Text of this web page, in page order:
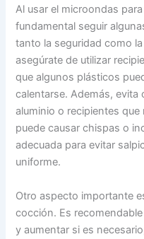
Al usar el microondas
fundamental seguir
tanto la seguridad como
asegúrate de utilizar
que algunos plásticos
calentarse. Además,
aluminio o recipientes
puede causar chispas o
adecuada para evitar
uniforme.
Otro aspecto importante
cocción. Es
y aumentar si es